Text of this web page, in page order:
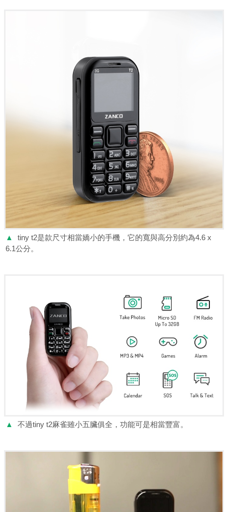
▲
tiny t2是款尺寸相當嬌小的手機，它的寬與高分別約為4.6 x
6.1公分。
▲ 不過tiny t2麻雀雖小五臟俱全，功能可是相當豐富。